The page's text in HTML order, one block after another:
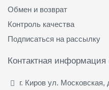
Обмен и возврат
Контроль качества
Подписаться на рассылку
Контактная
г. Киров ул. Московская,